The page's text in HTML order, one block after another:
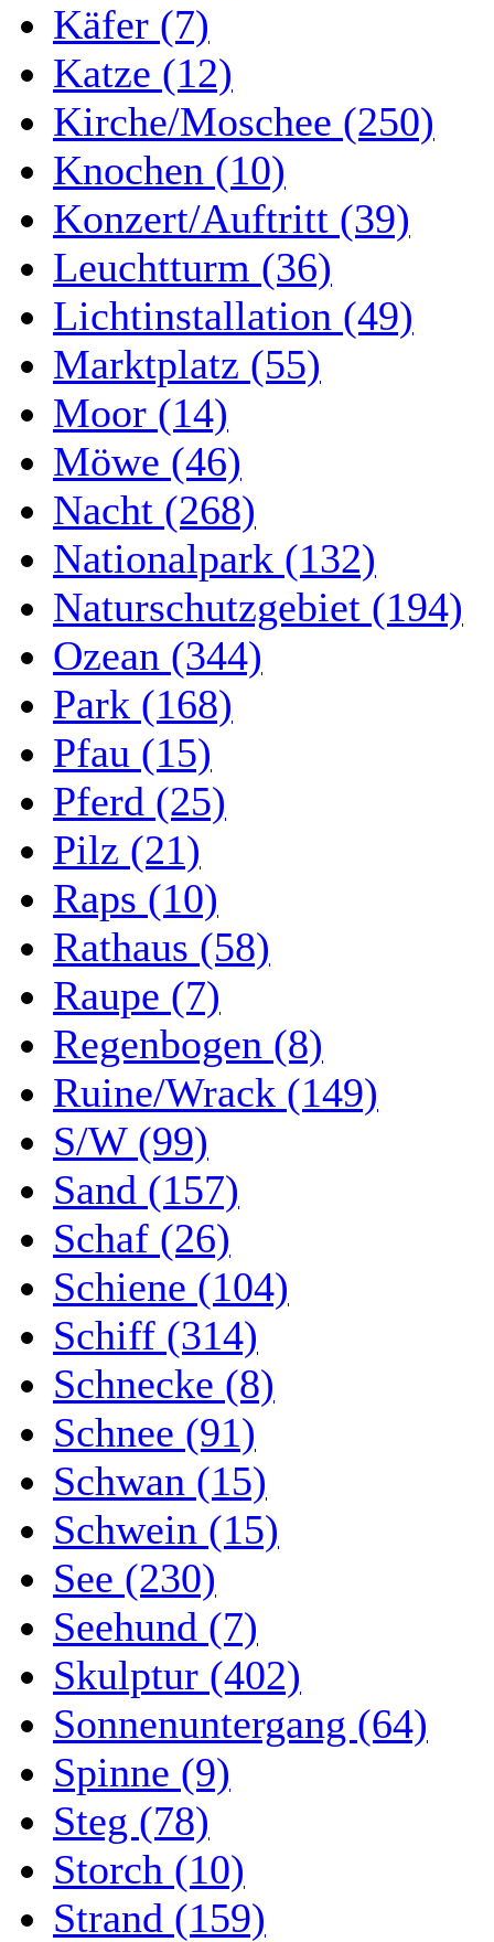
Käfer (7)
Katze (12)
Kirche/Moschee (250)
Knochen (10)
Konzert/Auftritt (39)
Leuchtturm (36)
Lichtinstallation (49)
Marktplatz (55)
Moor (14)
Möwe (46)
Nacht (268)
Nationalpark (132)
Naturschutzgebiet (194)
Ozean (344)
Park (168)
Pfau (15)
Pferd (25)
Pilz (21)
Raps (10)
Rathaus (58)
Raupe (7)
Regenbogen (8)
Ruine/Wrack (149)
S/W (99)
Sand (157)
Schaf (26)
Schiene (104)
Schiff (314)
Schnecke (8)
Schnee (91)
Schwan (15)
Schwein (15)
See (230)
Seehund (7)
Skulptur (402)
Sonnenuntergang (64)
Spinne (9)
Steg (78)
Storch (10)
Strand (159)